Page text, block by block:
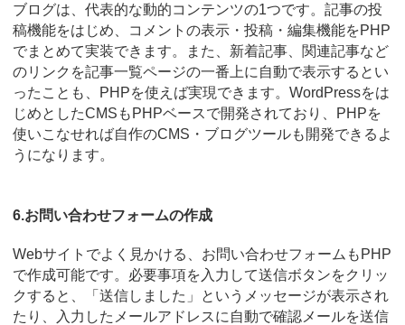
ブログは、代表的な動的コンテンツの1つです。記事の投
稿機能をはじめ、コメントの表示・投稿・編集機能をPHP
でまとめて実装できます。また、新着記事、関連記事など
のリンクを記事一覧ページの一番上に自動で表示するとい
ったことも、PHPを使えば実現できます。WordPressをは
じめとしたCMSもPHPベースで開発されており、PHPを
使いこなせれば自作のCMS・ブログツールも開発できるよ
うになります。
6.お問い合わせフォームの作成
Webサイトでよく見かける、お問い合わせフォームもPHP
で作成可能です。必要事項を入力して送信ボタンをクリッ
クすると、「送信しました」というメッセージが表示され
たり、入力したメールアドレスに自動で確認メールを送信